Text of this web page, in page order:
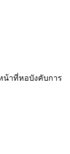
น้าที่หอบังคับการ